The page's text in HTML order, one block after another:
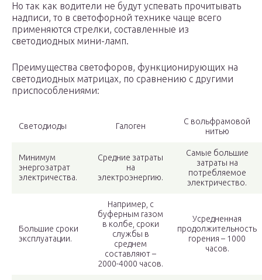
Но так как водители не будут успевать прочитывать
надписи, то в светофорной технике чаще всего
применяются стрелки, составленные из
светодиодных мини-ламп.
Преимущества светофоров, функционирующих на
светодиодных матрицах, по сравнению с другими
приспособлениями:
Светодиоды Галоген
С вольфрамовой
нитью
Минимум
энергозатрат
электричества.
Средние затраты
на
электроэнергию.
Самые большие
затраты на
потребляемое
электричество.
Большие сроки
эксплуатации.
Например, с
буферным газом
в колбе, сроки
службы в
среднем
составляют –
2000-4000 часов.
Усредненная
продолжительность
горения – 1000
часов.